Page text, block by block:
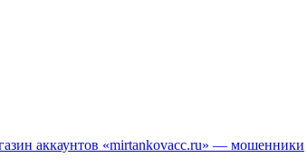
аккаунтов «mirtankovacc.ru» — мошенники